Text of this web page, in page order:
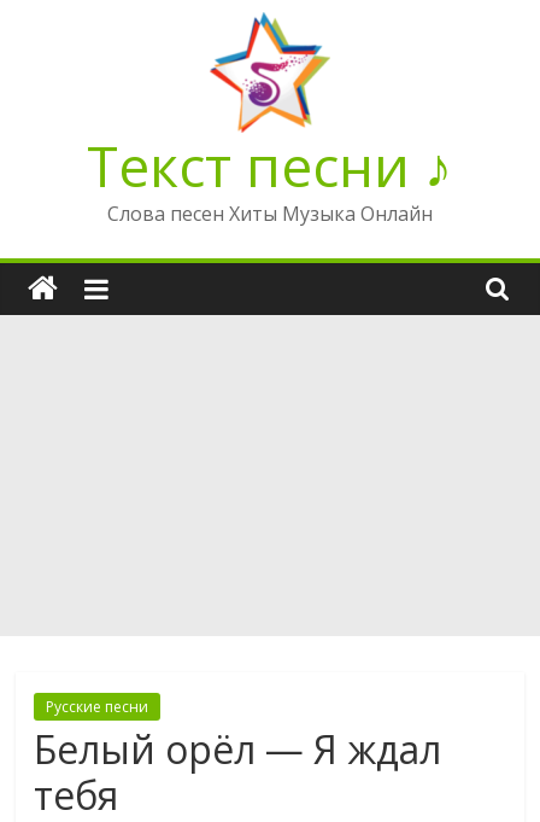
Текст песни ♪
Слова песен Хиты Музыка Онлайн
Русские песни
Белый орёл — Я ждал
тебя